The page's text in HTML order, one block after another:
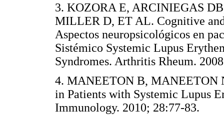
3. KOZORA E, ARCINIEGAS
MILLER D, ET AL. Cognitive
Aspectos neuropsicológicos en
Sistémico Systemic Lupus
Syndromes. Arthritis Rheum.
4. MANEETON B, MANEETON
in Patients with Systemic Lupus
Immunology. 2010; 28:77-